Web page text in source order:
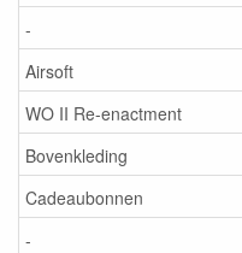
-
Airsoft
WO II Re-enactment
Bovenkleding
Cadeaubonnen
-